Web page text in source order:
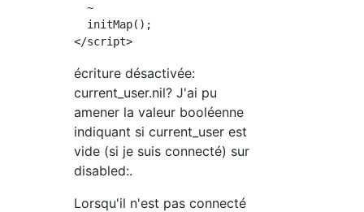
  ~
  initMap();
écriture désactivée:
current_user.nil? J'ai pu
amener la valeur booléenne
indiquant si current_user est
vide (si je suis connecté) sur
disabled:.
Lorsqu'il n'est pas connecté